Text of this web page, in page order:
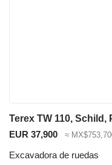
Terex TW 110, Schild,
EUR 37,900
≈
Excavadora de ruedas